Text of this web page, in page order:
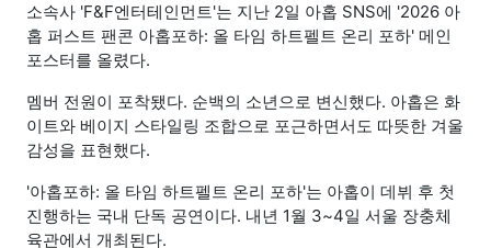
소속사 'F&F엔터테인먼트'는 지난 2일 아홉 SNS에 '2026 아
홉 퍼스트 팬콘 아홉포하: 올 타임 하트펠트 온리 포하' 메인
포스터를 올렸다.
멤버 전원이 포착됐다. 순백의 소년으로 변신했다. 아홉은 화
이트와 베이지 스타일링 조합으로 포근하면서도 따뜻한 겨울
감성을 표현했다.
'아홉포하: 올 타임 하트펠트 온리 포하'는 아홉이 데뷔 후 첫
진행하는 국내 단독 공연이다. 내년 1월 3~4일 서울 장충체
육관에서 개최된다.